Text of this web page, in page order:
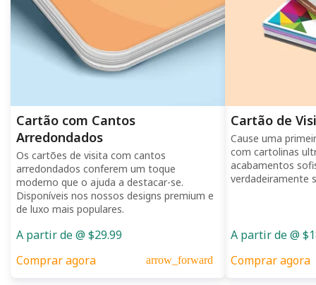
Cartão com Cantos
Arredondados
Os cartões de visita com cantos
arredondados conferem um toque
moderno que o ajuda a destacar-se.
Disponíveis nos nossos designs premium e
de luxo mais populares.
A partir de @ $29.99
Comprar agora
arrow_forward
Cartão de
Cause uma
com cartolinas
acabamentos
verdadeiramente
A partir de @
Comprar agora